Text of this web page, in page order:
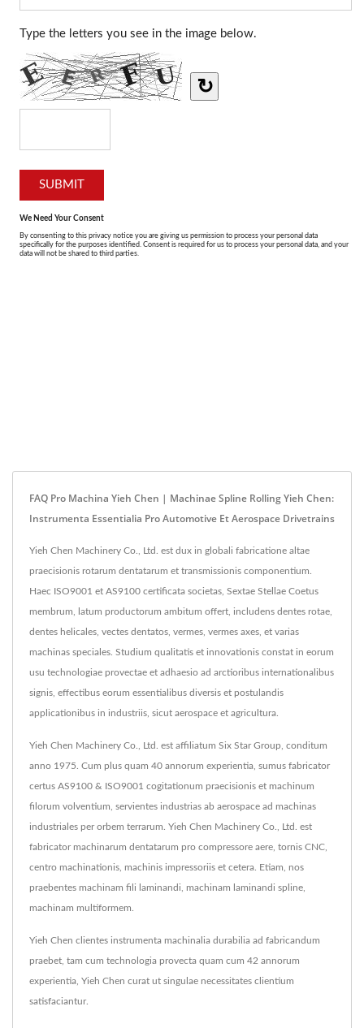
FAQ Pro Machina Yieh Chen | Machinae Spline Rolling Yieh Chen:
Instrumenta Essentialia Pro Automotive Et Aerospace Drivetrains
Yieh Chen Machinery Co., Ltd. est dux in globali fabricatione altae
praecisionis rotarum dentatarum et transmissionis componentium.
Haec ISO9001 et AS9100 certificata societas, Sextae Stellae Coetus
membrum, latum productorum ambitum offert, includens dentes rotae,
dentes helicales, vectes dentatos, vermes, vermes axes, et varias
machinas speciales. Studium qualitatis et innovationis constat in eorum
usu technologiae provectae et adhaesio ad arctioribus internationalibus
signis, effectibus eorum essentialibus diversis et postulandis
applicationibus in industriis, sicut aerospace et agricultura.
Yieh Chen Machinery Co., Ltd. est affiliatum Six Star Group, conditum
anno 1975. Cum plus quam 40 annorum experientia, sumus fabricator
certus AS9100 & ISO9001 cogitationum praecisionis et machinum
filorum volventium, servientes industrias ab aerospace ad machinas
industriales per orbem terrarum. Yieh Chen Machinery Co., Ltd. est
fabricator machinarum dentatarum pro compressore aere, tornis CNC,
centro machinationis, machinis impressoriis et cetera. Etiam, nos
praebentes machinam fili laminandi, machinam laminandi spline,
machinam multiformem.
Yieh Chen clientes instrumenta machinalia durabilia ad fabricandum
praebet, tam cum technologia provecta quam cum 42 annorum
experientia, Yieh Chen curat ut singulae necessitates clientium
satisfaciantur.